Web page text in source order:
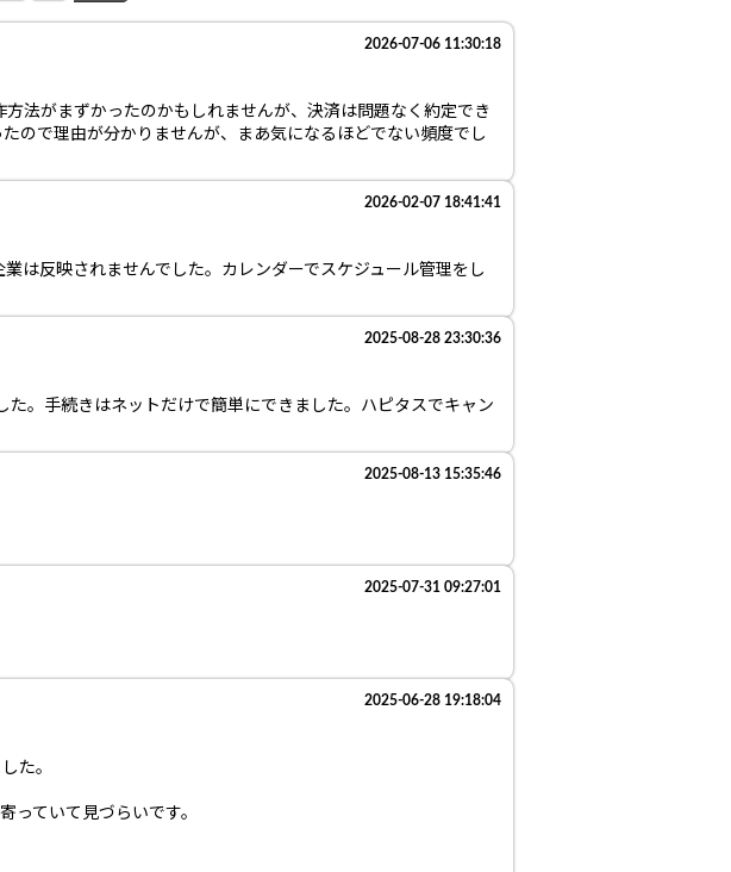
2026-07-06 11:30:18
法がまずかったのかもしれませんが、決済は問題なく約定でき
ので理由が分かりませんが、まあ気になるほどでない頻度でし
2026-02-07 18:41:41
は反映されませんでした。カレンダーでスケジュール管理をし
2025-08-28 23:30:36
。手続きはネットだけで簡単にできました。ハピタスでキャン
2025-08-13 15:35:46
2025-07-31 09:27:01
2025-06-28 19:18:04
た。
っていて見づらいです。